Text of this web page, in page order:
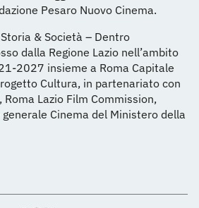
Pesaro Nuovo Cinema.
& Società – Dentro
dalla Regione Lazio nell’ambito
2027 insieme a Roma Capitale
Cultura, in partenariato con
Lazio Film Commission,
Cinema del Ministero della